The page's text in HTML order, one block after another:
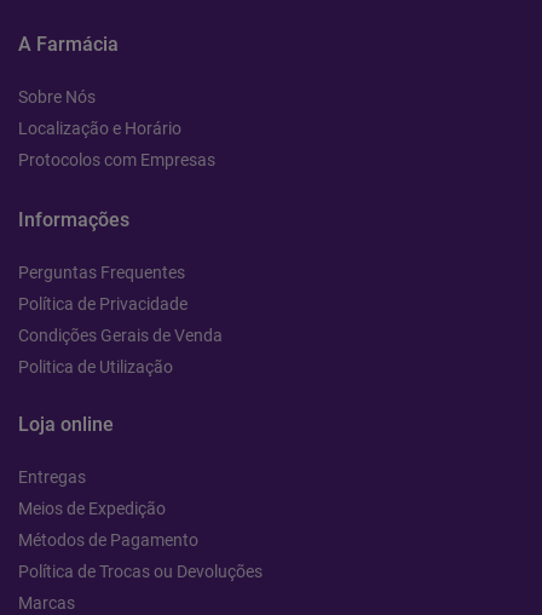
A Farmácia
Sobre Nós
Localização e Horário
Protocolos com Empresas
Informações
Perguntas Frequentes
Política de Privacidade
Condições Gerais de Venda
Politica de Utilização
Loja online
Entregas
Meios de Expedição
Métodos de Pagamento
Política de Trocas ou Devoluções
Marcas